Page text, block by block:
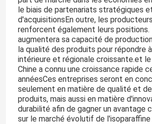
vidéos
Au sujet de nous
Visite d'usine
Contrôle de qualité
le biais de partenariats stratégiques
d'acquisitionsEn outre, les
renforcent également leurs positions.
augmentera sa capacité de
la qualité des produits pour répondre
intérieure et régionale croissante.et
Chine a connu une croissance rapide
annéesCes entreprises seront en
seulement en matière de qualité et
produits, mais aussi en matière
durabilité afin de gagner un avantage
sur le marché évolutif de l'isoparaffine